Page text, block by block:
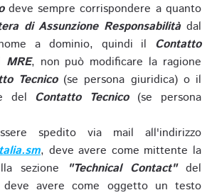
deve sempre corrispondere a quanto
di Assunzione Responsabilitàdal
a dominio, quindi il Contatto
MRE, non può modificare la ragione
Tecnico(se persona giuridica) o il
del Contatto Tecnico(se persona
spedito via mail all'indirizzo
, deve avere come mittente la
sezione
"Technical Contact"del
avere come oggetto un testo